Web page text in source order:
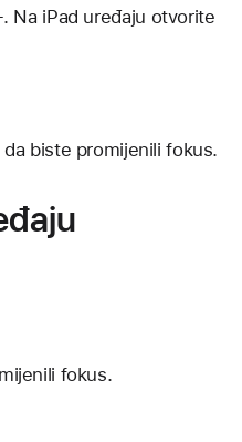
Na iPad uređaju otvorite
biste promijenili fokus.
fokus.